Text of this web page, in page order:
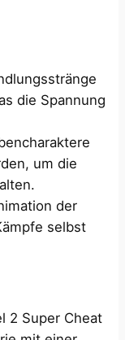
die Spannung
um die
der
selbst
2 Super Cheat